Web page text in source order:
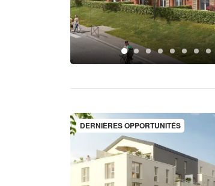
DERNIÈRES OPPORTUNITÉS